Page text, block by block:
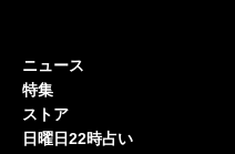
ニュース
特集
ストア
日曜日22時占い